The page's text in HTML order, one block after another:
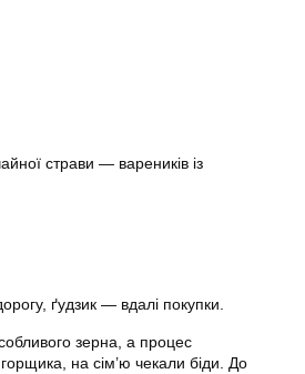
страви — вареників із
ґудзик — вдалі покупки.
зерна, а процес
на сім’ю чекали біди. До